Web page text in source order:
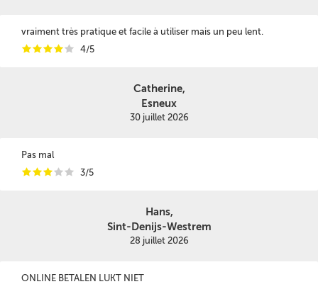
vraiment très pratique et facile à utiliser mais un peu lent.
iiiii 4/5
Catherine,
Esneux
30 juillet 2026
Pas mal
iiiii 3/5
Hans,
Sint-Denijs-Westrem
28 juillet 2026
ONLINE BETALEN LUKT NIET